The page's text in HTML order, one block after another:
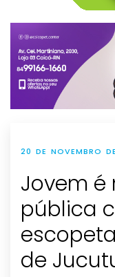
20 DE NOVEMBRO
Jovem
pública
de